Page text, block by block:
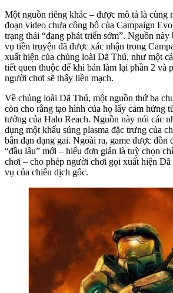
Một nguồn riêng khác – được mô tả là cùng
đoạn video chưa công bố của Campaign
trạng thái “đang phát triển sớm”. Nguồn này
vụ tiền truyện đã được xác nhận trong
xuất hiện của chủng loài Dã Thú, như một
tiết quen thuộc để khi bản làm lại phần 2 và
người chơi sẽ thấy liền mạch.
Về chủng loài Dã Thú, một nguồn thứ ba
còn cho rằng tạo hình của họ lấy cảm hứng
tưởng của Halo Reach. Nguồn này nói các
dụng một khẩu súng plasma đặc trưng của
bắn đạn dạng gai. Ngoài ra, game được đồn
“đầu lâu” mới – hiểu đơn giản là tuỳ chọn
chơi – cho phép người chơi gọi xuất hiện
vụ của chiến dịch gốc.